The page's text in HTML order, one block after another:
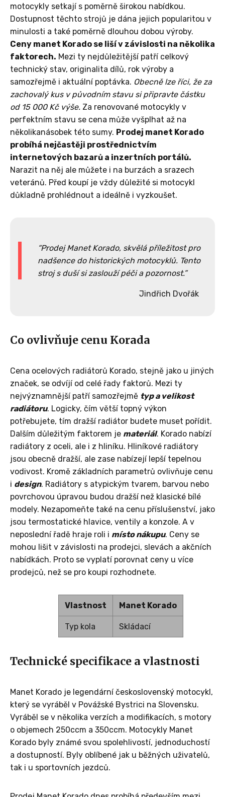
motocykly setkají s poměrně širokou nabídkou.
Dostupnost těchto strojů je dána jejich popularitou v
minulosti a také poměrně dlouhou dobou výroby.
Ceny manet Korado se liší v závislosti na několika
faktorech. Mezi ty nejdůležitější patří celkový
technický stav, originalita dílů, rok výroby a
samozřejmě i aktuální poptávka. Obecně lze říci, že za
zachovalý kus v původním stavu si připravte částku
od 15 000 Kč výše. Za renovované motocykly v
perfektním stavu se cena může vyšplhat až na
několikanásobek této sumy. Prodej manet Korado
probíhá nejčastěji prostřednictvím
internetových bazarů a inzertních portálů.
Narazit na něj ale můžete i na burzách a srazech
veteránů. Před koupí je vždy důležité si motocykl
důkladně prohlédnout a ideálně i vyzkoušet.
Prodej Manet Korado, skvělá příležitost pro
nadšence do historických motocyklů. Tento
stroj s duší si zaslouží péči a pozornost.
Jindřich Dvořák
Co ovlivňuje cenu Korada
Cena ocelových radiátorů Korado, stejně jako u jiných
značek, se odvíjí od celé řady faktorů. Mezi ty
nejvýznamnější patří samozřejmě typ a velikost
radiátoru. Logicky, čím větší topný výkon
potřebujete, tím dražší radiátor budete muset pořídit.
Dalším důležitým faktorem je materiál. Korado nabízí
radiátory z oceli, ale i z hliníku. Hliníkové radiátory
jsou obecně dražší, ale zase nabízejí lepší tepelnou
vodivost. Kromě základních parametrů ovlivňuje cenu
i design. Radiátory s atypickým tvarem, barvou nebo
povrchovou úpravou budou dražší než klasické bílé
modely. Nezapomeňte také na cenu příslušenství, jako
jsou termostatické hlavice, ventily a konzole. A v
neposlední řadě hraje roli i místo nákupu. Ceny se
mohou lišit v závislosti na prodejci, slevách a akčních
nabídkách. Proto se vyplatí porovnat ceny u více
prodejců, než se pro koupi rozhodnete.
Vlastnost Manet Korado
Typ kola Skládací
Technické specifikace a vlastnosti
Manet Korado je legendární československý motocykl,
který se vyráběl v Povážské Bystrici na Slovensku.
Vyráběl se v několika verzích a modifikacích, s motory
o objemech 250ccm a 350ccm. Motocykly Manet
Korado byly známé svou spolehlivostí, jednoduchostí
a dostupností. Byly oblíbené jak u běžných uživatelů,
tak i u sportovních jezdců.